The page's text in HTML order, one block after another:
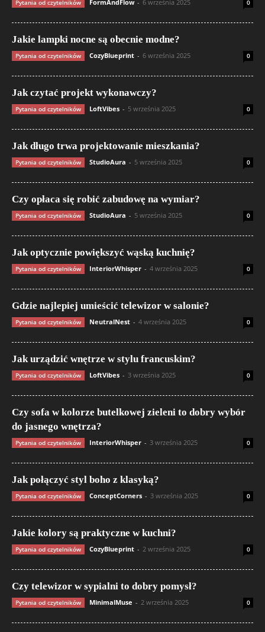
Pytania od czytelników FormAndFlow - 6 września 2025 0
Jakie lampki nocne są obecnie modne?
Pytania od czytelników CozyBlueprint - 6 września 2025 0
Jak czytać projekt wykonawczy?
Pytania od czytelników LoftVibes - 5 września 2025 0
Jak długo trwa projektowanie mieszkania?
Pytania od czytelników StudioAura - 5 września 2025 0
Czy opłaca się robić zabudowę na wymiar?
Pytania od czytelników StudioAura - 5 września 2025 0
Jak optycznie powiększyć wąską kuchnię?
Pytania od czytelników InteriorWhisper - 4 września 2025 0
Gdzie najlepiej umieścić telewizor w salonie?
Pytania od czytelników NeutralNest - 4 września 2025 0
Jak urządzić wnętrze w stylu francuskim?
Pytania od czytelników LoftVibes - 3 września 2025 0
Czy sofa w kolorze butelkowej zieleni to dobry wybór
do jasnego wnętrza?
Pytania od czytelników InteriorWhisper - 3 września 2025 0
Jak połączyć styl boho z klasyką?
Pytania od czytelników ConceptCorners - 3 września 2025 0
Jakie kolory są praktyczne w kuchni?
Pytania od czytelników CozyBlueprint - 2 września 2025 0
Czy telewizor w sypialni to dobry pomysł?
Pytania od czytelników MinimalMuse - 2 września 2025 0